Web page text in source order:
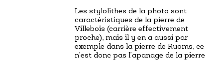
Les stylolithes de la photo sont
caractéristiques de la pierre de
Villebois (carrière effectivement
proche), mais il y en a aussi par
exemple dans la pierre de Ruoms, ce
n’est donc pas l’apanage de la pierre